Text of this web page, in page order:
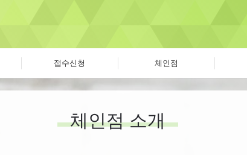
접수신청 체인점
체인점 소개